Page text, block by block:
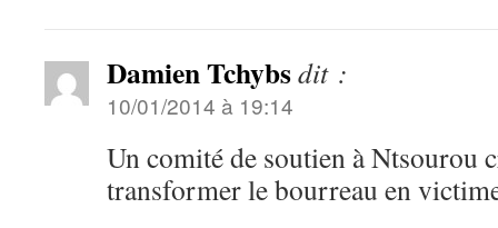
Damien Tchybsdit :
10/01/2014 à 19:14
Un comité de soutien à Ntsourou
transformer le bourreau en